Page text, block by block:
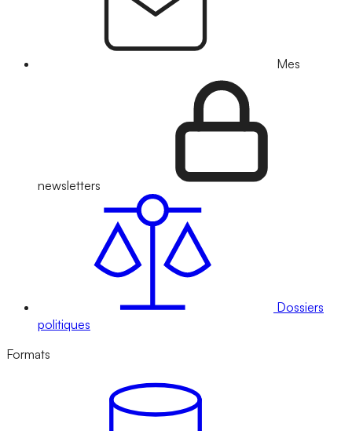
Mes
newsletters
Dossiers
politiques
Formats